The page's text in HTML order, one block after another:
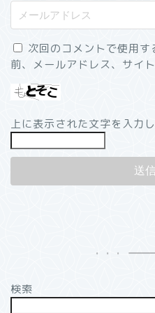
次回のコメントで使用
前、メールアドレス、サイト
上に表示された文字を入力
検索